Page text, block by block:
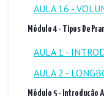
AULA 16 -
Módulo 4 - Tipos De
AULA 1 -
AULA 2 -
Módulo 5 - Introdução